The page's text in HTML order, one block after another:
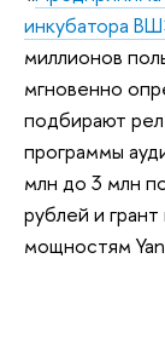
инкубатора
миллионов
мгновенно
подбирают
программы
млн до 3 млн
рублей и
мощностям